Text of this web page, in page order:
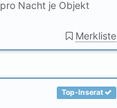
pro Nacht je Objekt
Merkliste
Top-Inserat